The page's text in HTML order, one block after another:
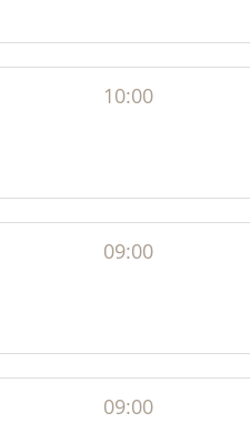
10:00
09:00
09:00